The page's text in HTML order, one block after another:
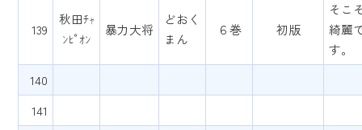
139
秋田ﾁｬ
ﾝﾋﾟｵﾝ
暴力大将
どおく
まん
６巻 初版
そこ
綺麗
す。
140
141